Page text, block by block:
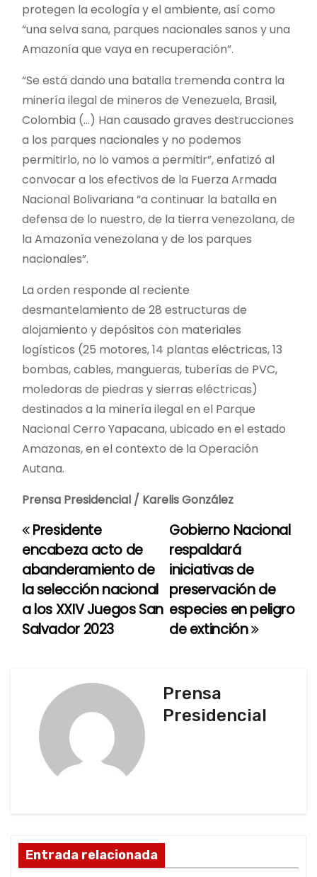
protegen la ecología y el ambiente, así como
“una selva sana, parques nacionales sanos y una
Amazonía que vaya en recuperación”.
“Se está dando una batalla tremenda contra la
minería ilegal de mineros de Venezuela, Brasil,
Colombia (…) Han causado graves destrucciones
a los parques nacionales y no podemos
permitirlo, no lo vamos a permitir”, enfatizó al
convocar a los efectivos de la Fuerza Armada
Nacional Bolivariana “a continuar la batalla en
defensa de lo nuestro, de la tierra venezolana, de
la Amazonía venezolana y de los parques
nacionales”.
La orden responde al reciente
desmantelamiento de 28 estructuras de
alojamiento y depósitos con materiales
logísticos (25 motores, 14 plantas eléctricas, 13
bombas, cables, mangueras, tuberías de PVC,
moledoras de piedras y sierras eléctricas)
destinados a la minería ilegal en el Parque
Nacional Cerro Yapacana, ubicado en el estado
Amazonas, en el contexto de la Operación
Autana.
Prensa Presidencial / Karelis González
N
a
v
e
e
Gobierno Nacional
respaldará
iniciativas de
preservación de
especies en peligro
de extinción
Presidente
encabeza acto de
abanderamiento de
la selección nacional
a los XXIV Juegos San
Salvador 2023
Prensa
Presidencial
Entrada relacionada